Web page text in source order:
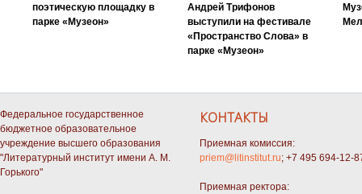
поэтическую площадку в
парке «Музеон»
Андрей Трифонов
выступили на фестивале
«Пространство Слова» в
парке «Музеон»
Федеральное государственное
бюджетное образовательное
учреждение высшего образования
"Литературный институт имени А. М.
Горького"
КОНТАКТЫ
Приемная комиссия:
priem@litinstitut.ru; +7 495 694-12-
Приемная ректора: